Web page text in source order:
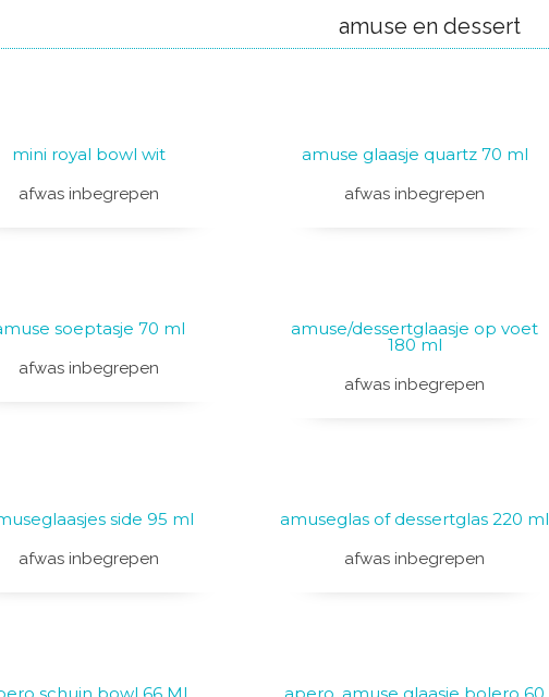
amuse en dessert
mini royal bowl wit
afwas inbegrepen
amuse glaasje quartz 70 ml
afwas inbegrepen
soeptasje 70 ml
afwas inbegrepen
amuse/dessertglaasje op voet
180 ml
afwas inbegrepen
side 95 ml
afwas inbegrepen
amuseglas of dessertglas 220 ml
afwas inbegrepen
schuin bowl 66 ML apero, amuse glaasje bolero 60